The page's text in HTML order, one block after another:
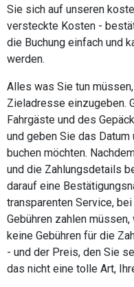
Sie sich auf unseren
versteckte Kosten -
die Buchung einfach und
werden.
Alles was Sie tun
Zieladresse einzugeben.
Fahrgäste und des
und geben Sie das
buchen möchten.
und die Zahlungsdetails
darauf eine
transparenten Service,
Gebühren zahlen
keine Gebühren für die
- und der Preis, den Sie
das nicht eine tolle Art,